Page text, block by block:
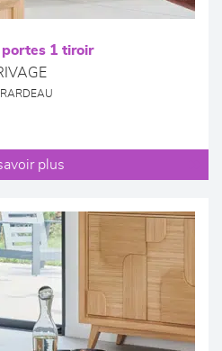
portes 1 tiroir
plus